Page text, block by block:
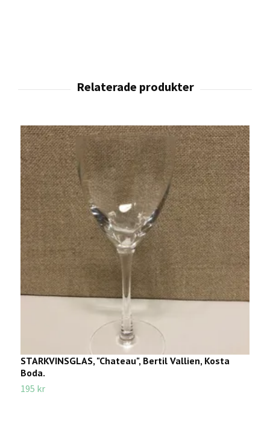
STARKVINSGLAS, "Chateau", Bertil Vallien, Kosta
Boda.
195 kr